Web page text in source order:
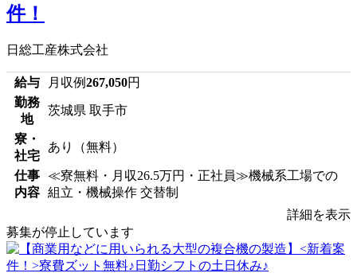
件！
日総工産株式会社
給与 月収例267,050円
勤務
地
茨城県 取手市
寮・
社宅
あり（無料）
仕事
内容
≪寮無料・月収26.5万円・正社員≫機械系工場での
組立・機械操作 交替制
詳細を表示
募集が停止しています